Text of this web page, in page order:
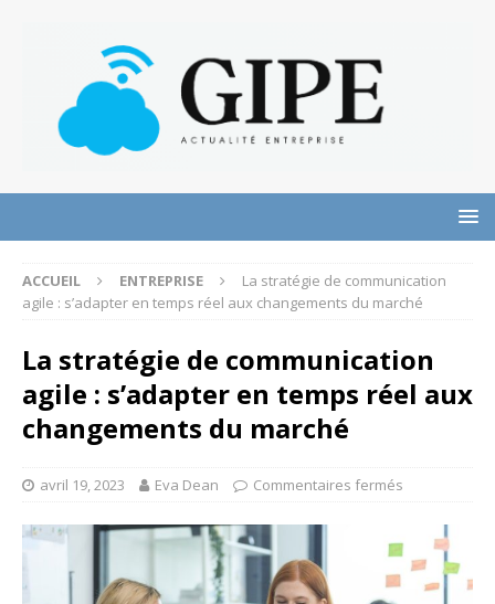
ACCUEIL ENTREPRISE
La stratégie de communication
agile : s’adapter en temps réel aux changements du marché
La stratégie de communication
agile : s’adapter en temps réel aux
changements du marché
avril 19, 2023 Eva Dean Commentaires fermés